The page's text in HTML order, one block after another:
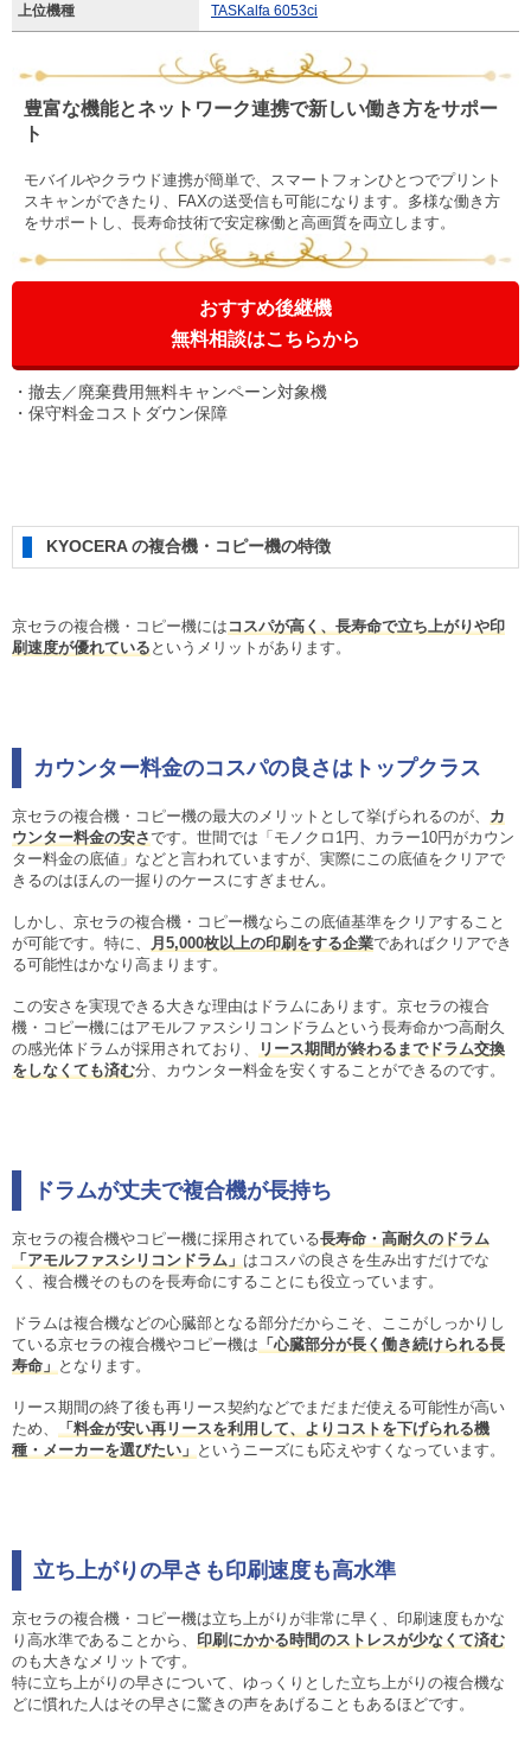
上位機種 TASKalfa 6053ci
豊富な機能とネットワーク連携で新しい働き方をサポー
ト
モバイルやクラウド連携が簡単で、スマートフォンひとつでプリント
スキャンができたり、FAXの送受信も可能になります。多様な働き方
をサポートし、長寿命技術で安定稼働と高画質を両立します。
おすすめ後継機
無料相談はこちらから
撤去／廃棄費用無料キャンペーン対象機
保守料金コストダウン保障
KYOCERA の複合機・コピー機の特徴
京セラの複合機・コピー機には コスパが高く、長寿命で立ち上がりや印
刷速度が優れている というメリットがあります。
カウンター料金のコスパの良さはトップクラス
京セラの複合機・コピー機の最大のメリットとして挙げられるのが、 カ
ウンター料金の安さです。世間では「モノクロ1円、カラー10円がカウン
ター料金の底値」などと言われていますが、実際にこの底値をクリアで
きるのはほんの一握りのケースにすぎません。
しかし、京セラの複合機・コピー機ならこの底値基準をクリアすること
が可能です。特に、
月5,000枚以上の印刷をする企業であればクリアでき
る可能性はかなり高まります。
この安さを実現できる大きな理由はドラムにあります。京セラの複合
機・コピー機にはアモルファスシリコンドラムという長寿命かつ高耐久
の感光体ドラムが採用されており、
リース期間が終わるまでドラム交換
をしなくても済む分、カウンター料金を安くすることができるのです。
ドラムが丈夫で複合機が長持ち
京セラの複合機やコピー機に採用されている長寿命・高耐久のドラム
「アモルファスシリコンドラム」 はコスパの良さを生み出すだけでな
く、複合機そのものを長寿命にすることにも役立っています。
ドラムは複合機などの心臓部となる部分だからこそ、ここがしっかりし
ている京セラの複合機やコピー機は 「心臓部分が長く働き続けられる長
寿命」 となります。
リース期間の終了後も再リース契約などでまだまだ使える可能性が高い
ため、
「料金が安い再リースを利用して、よりコストを下げられる機
種・メーカーを選びたい」 というニーズにも応えやすくなっています。
立ち上がりの早さも印刷速度も高水準
京セラの複合機・コピー機は立ち上がりが非常に早く、印刷速度もかな
り高水準であることから、 印刷にかかる時間のストレスが少なくて済む
のも大きなメリットです。
特に立ち上がりの早さについて、ゆっくりとした立ち上がりの複合機な
どに慣れた人はその早さに驚きの声をあげることもあるほどです。